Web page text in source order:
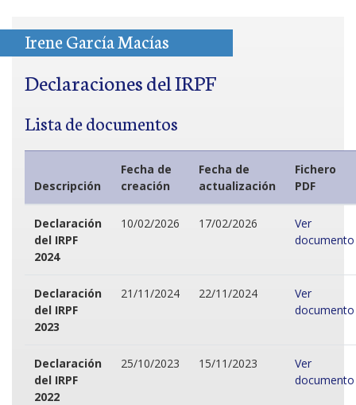
Irene García Macías
Declaraciones del IRPF
Lista de documentos
Descripción
Fecha de
creación
Fecha de
actualización
Fichero
PDF
Declaración
del IRPF
2024
10/02/2026 17/02/2026
Ver
documento
Declaración
del IRPF
2023
21/11/2024 22/11/2024
Ver
documento
Declaración
del IRPF
2022
25/10/2023 15/11/2023
Ver
documento